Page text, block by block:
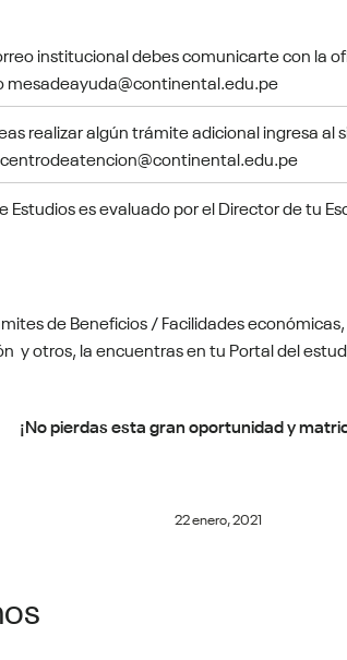
institucional debes comunicarte con la
mesadeayuda@continental.edu.pe
realizar algún trámite adicional ingresa
Estudios es evaluado por el Director de tu
de Beneficios / Facilidades
y otros, la encuentras en tu Portal del
¡No pierdas esta gran oportunidad y
22 enero, 2021